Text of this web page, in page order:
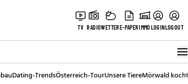
TV RADIOWETTERE-PAPERIMMOLOGINLOGOUT
Dating-TrendsÖsterreich-TourUnsere TiereMörwald kocht